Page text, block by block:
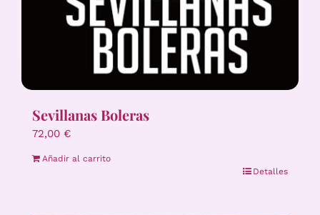
Sevillanas Boleras
72,00 €
Añadir al carrito
Detalles